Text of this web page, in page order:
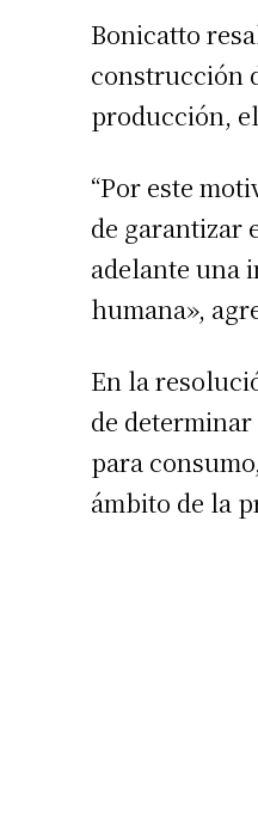
Bonicatto
construcción
producción,
“Por este
de garantizar
adelante una
humana»,
En la
de
para
ámbito de la